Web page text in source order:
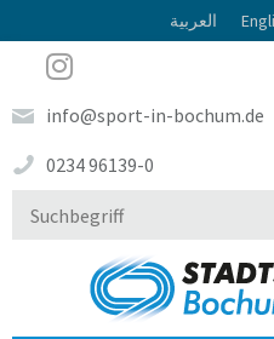
العربية
info@sport-in-bochum.de
0234 96139-0